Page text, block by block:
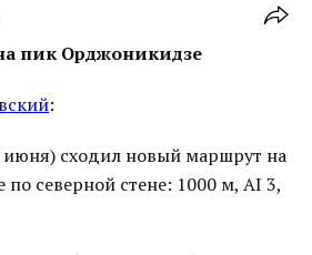
пик Орджоникидзе
:
июня) сходил новый маршрут на
северной стене: 1000 м, AI 3,